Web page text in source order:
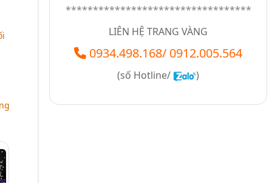
**********************************
LIÊN HỆ TRANG VÀNG
0934.498.168/ 0912.005.564
(số Hotline/ )